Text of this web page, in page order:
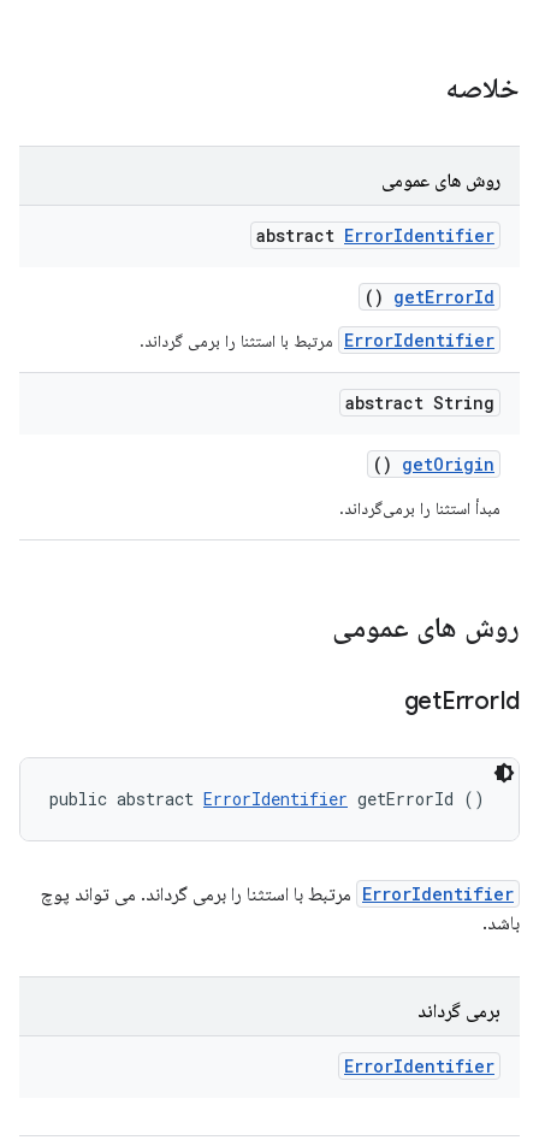
خلاصه
روش های عمومی
abstract ErrorIdentifier
getErrorId
()
ErrorIdentifier
مرتبط با استثنا را برمی گرداند.
abstract String
getOrigin
()
مبدأ استثنا را برمی‌گرداند.
روش های عمومی
getErrorId
public abstract ErrorIdentifier getErrorId ()
ErrorIdentifier مرتبط با استثنا را برمی گرداند. می تواند پوچ
باشد.
برمی گرداند
ErrorIdentifier